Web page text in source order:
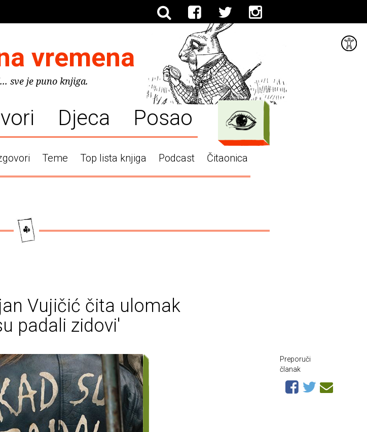
vremena
sve je puno knjiga.
Djeca Posao
Teme Top lista knjiga Podcast Čitaonica
Vujičić čita ulomak
padali zidovi'
Preporuči
članak